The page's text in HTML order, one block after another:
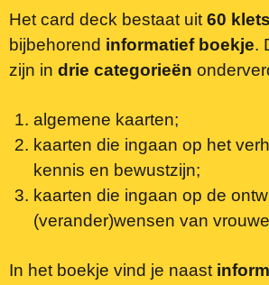
Het card deck bestaat uit60
bijbehorend informatief boekje.
zijn in drie categorieën
algemene kaarten;
kaarten die ingaan op het
kennis en bewustzijn;
kaarten die ingaan op de
(verander)wensen van
In het boekje vind je naast